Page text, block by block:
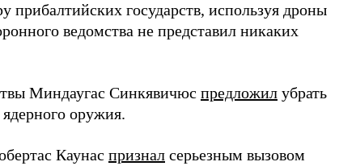
прибалтийских государств, используя дроны
ведомства не представил никаких
Миндаугас Синкявичюс предложил убрать
оружия.
Каунас признал серьезным вызовом